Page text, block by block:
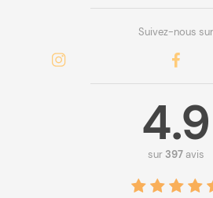
Suivez-nous sur
4.9
sur397 avis